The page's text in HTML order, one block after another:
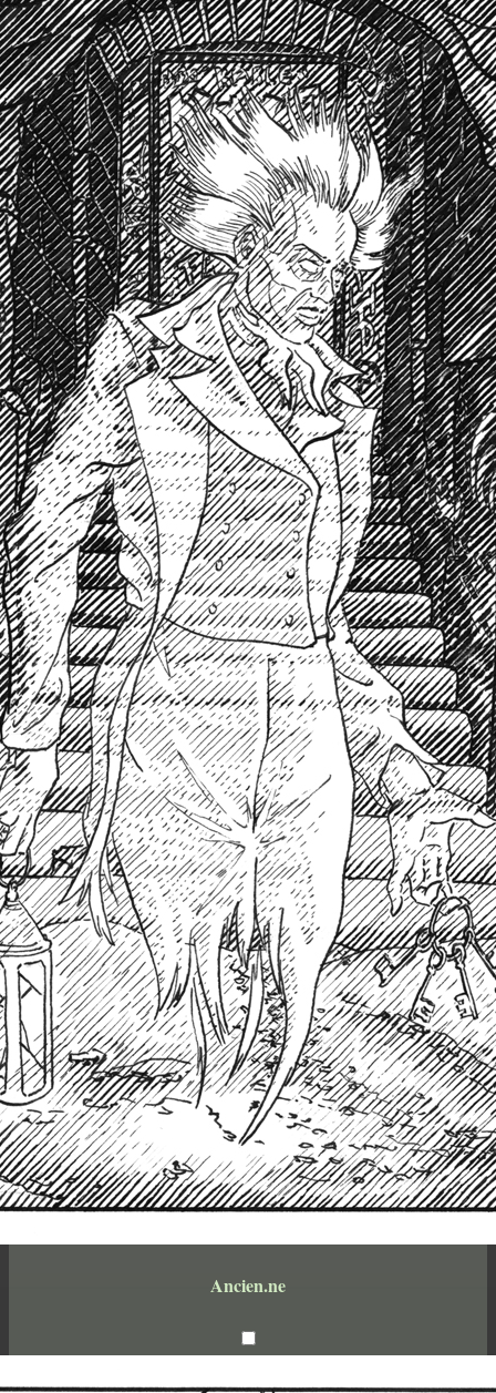
Étapes:
Ancien.ne
encre noire sur papier
14,8 x 21cm